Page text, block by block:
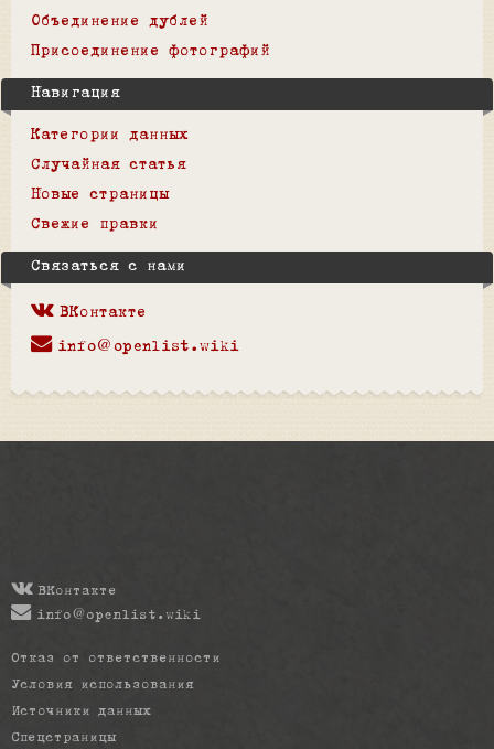
Объединение дублей
Присоединение фотографий
Навигация
Категории данных
Случайная статья
Новые страницы
Свежие правки
Связаться с нами
ВКонтакте
info@openlist.wiki
ВКонтакте
info@openlist.wiki
Отказ от ответственности
Условия использования
Источники данных
Спецстраницы